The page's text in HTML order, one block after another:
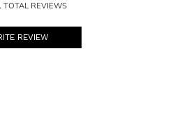
TOTAL REVIEWS
REVIEW